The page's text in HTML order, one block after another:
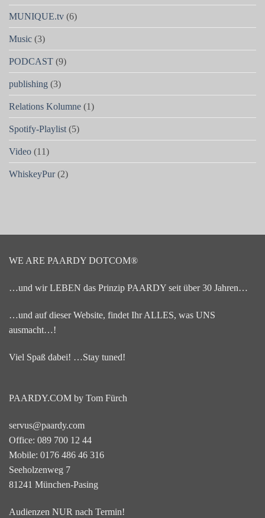
MUNIQUE.tv (6)
Music (3)
PODCAST (9)
publishing (3)
Relations Kolumne (1)
Spotify-Playlist (5)
Video (11)
WhiskeyPur(2)
WE ARE PAARDY DOTCOM®
…und wir LEBEN das Prinzip PAARDY seit über 30 Jahren…
…und auf dieser Website, findet Ihr ALLES, was UNS
ausmacht…!
Viel Spaß dabei! …Stay tuned!
PAARDY.COM by Tom Fürch
servus@paardy.com
Office: 089 700 12 44
Mobile: 0176 486 46 316
Seeholzenweg 7
81241 München-Pasing
Audienzen NUR nach Termin!